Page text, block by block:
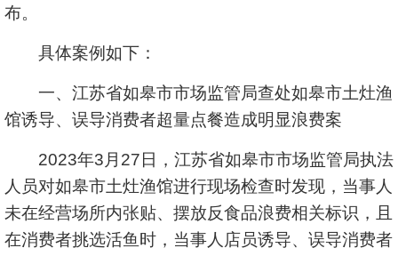
布。
具体案例如下：
一、江苏省如皋市市场监管局查处如皋市土灶渔
馆诱导、误导消费者超量点餐造成明显浪费案
2023年3月27日，江苏省如皋市市场监管局执法
人员对如皋市土灶渔馆进行现场检查时发现，当事人
未在经营场所内张贴、摆放反食品浪费相关标识，且
在消费者挑选活鱼时，当事人店员诱导、误导消费者